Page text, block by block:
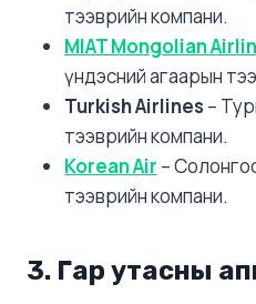
тээврийн компани.
MIAT Mongolian
үндэсний агаарын
Turkish Airlines –
тээврийн компани.
Korean Air –
тээврийн компани.
3. Гар утасны